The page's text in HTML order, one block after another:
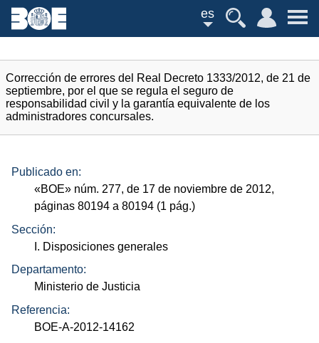
es
Corrección de errores del Real Decreto 1333/2012, de 21 de
septiembre, por el que se regula el seguro de
responsabilidad civil y la garantía equivalente de los
administradores concursales.
Publicado en:
«BOE» núm. 277, de 17 de noviembre de 2012,
páginas 80194 a 80194 (1 pág.)
Sección:
I. Disposiciones generales
Departamento:
Ministerio de Justicia
Referencia:
BOE-A-2012-14162